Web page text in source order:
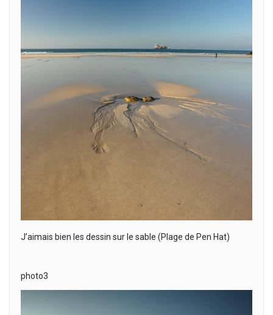
J’aimais bien les dessin sur le sable (Plage de Pen Hat)
photo3